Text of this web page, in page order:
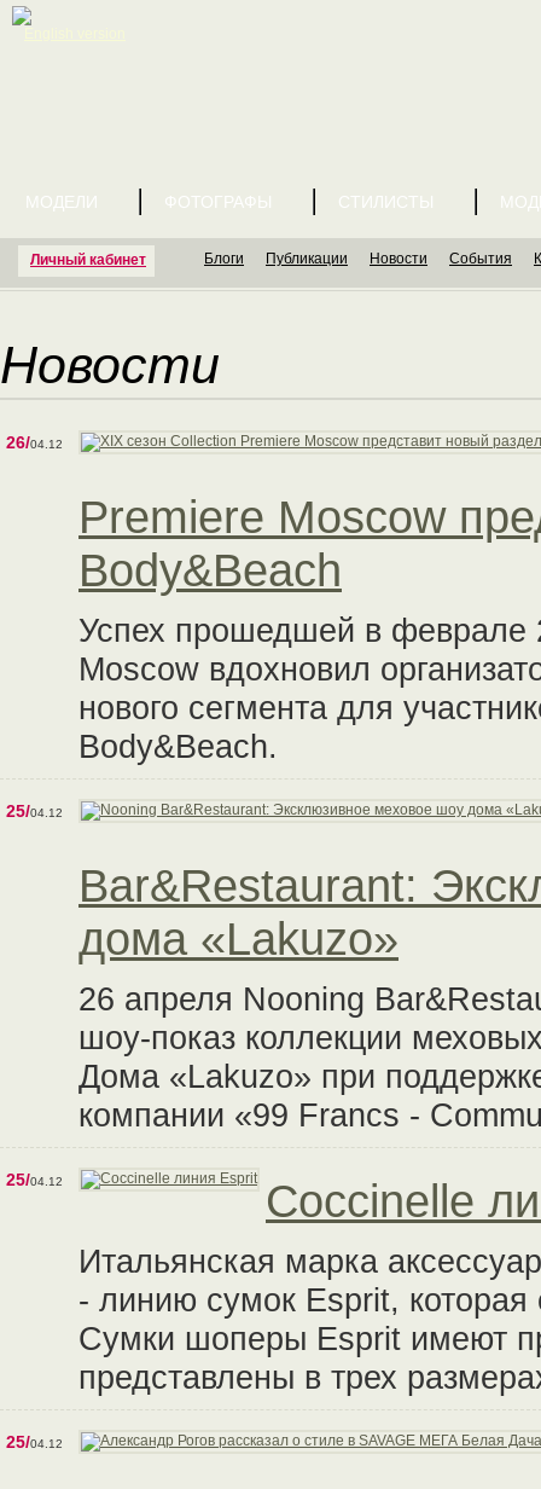
Личный кабинет
МОДЕЛИ ФОТОГРАФЫ СТИЛИСТЫ
Блоги Публикации Новости События
Новости
26/04.12
Premiere Moscow
Body&Beach
Успех прошедшей в феврале
Moscow вдохновил
нового сегмента для
Body&Beach.
25/04.12
Bar&Restaurant:
дома «Lakuzo»
26 апреля Nooning
шоу-показ коллекции
Дома «Lakuzo» при
компании «99 Francs -
25/04.12 Coccinelle
Итальянская марка
- линию сумок Esprit,
Сумки шоперы Esprit имеют
представлены в трех
25/04.12